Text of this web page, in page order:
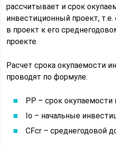
рассчитывает и срок
инвестиционный проект,
в проект к его
проекте.
Расчет срока окупаемости
проводят по формуле:
PP – срок окупаемости
Io – начальные
CFcr – среднегодовой